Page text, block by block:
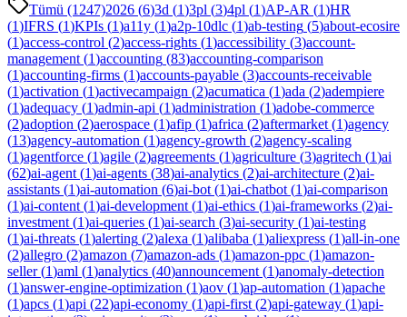
Tümü (1247)2026 (6)3d (1)3pl (3)4pl (1)AP-AR (1)HR
(1)IFRS (1)KPIs (1)a11y (1)a2p-10dlc (1)ab-testing (5)about-ecosire
(1)access-control (2)access-rights (1)accessibility (3)account-
management (1)accounting (83)accounting-comparison
(1)accounting-firms (1)accounts-payable (3)accounts-receivable
(1)activation (1)activecampaign (2)acumatica (1)ada (2)adempiere
(1)adequacy (1)admin-api (1)administration (1)adobe-commerce
(2)adoption (2)aerospace (1)afip (1)africa (2)aftermarket (1)agency
(13)agency-automation (1)agency-growth (2)agency-scaling
(1)agentforce (1)agile (2)agreements (1)agriculture (3)agritech (1)ai
(62)ai-agent (1)ai-agents (38)ai-analytics (2)ai-architecture (2)ai-
assistants (1)ai-automation (6)ai-bot (1)ai-chatbot (1)ai-comparison
(1)ai-content (1)ai-development (1)ai-ethics (1)ai-frameworks (2)ai-
investment (1)ai-queries (1)ai-search (3)ai-security (1)ai-testing
(1)ai-threats (1)alerting (2)alexa (1)alibaba (1)aliexpress (1)all-in-one
(2)allegro (2)amazon (7)amazon-ads (1)amazon-ppc (1)amazon-
seller(1)aml (1)analytics (40)announcement (1)anomaly-detection
(1)answer-engine-optimization (1)aov (1)ap-automation (1)apache
(1)apcs (1)api (22)api-economy (1)api-first (2)api-gateway (1)api-